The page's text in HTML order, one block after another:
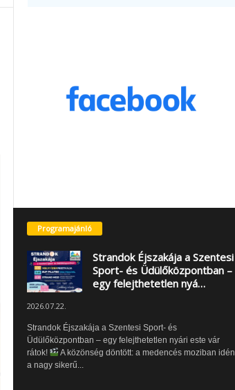
Programajánló
Strandok Éjszakája a Szentesi
Sport- és Üdülőközpontban –
egy felejthetetlen nyá…
2026.07.22.
Strandok Éjszakája a Szentesi Sport- és
Üdülőközpontban – egy felejthetetlen nyári este vár
rátok!
A közönség döntött: a medencés moziban idén
a nagy sikerű...